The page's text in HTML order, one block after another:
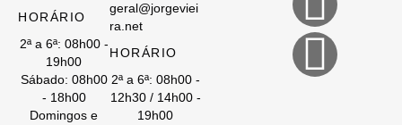
HORÁRIO
2ª a 6ª: 08h00 -
19h00
Sábado: 08h00
- 18h00
Domingos e
geral@jorgeviei
ra.net
HORÁRIO
2ª a 6ª: 08h00 -
12h30 / 14h00 -
19h00